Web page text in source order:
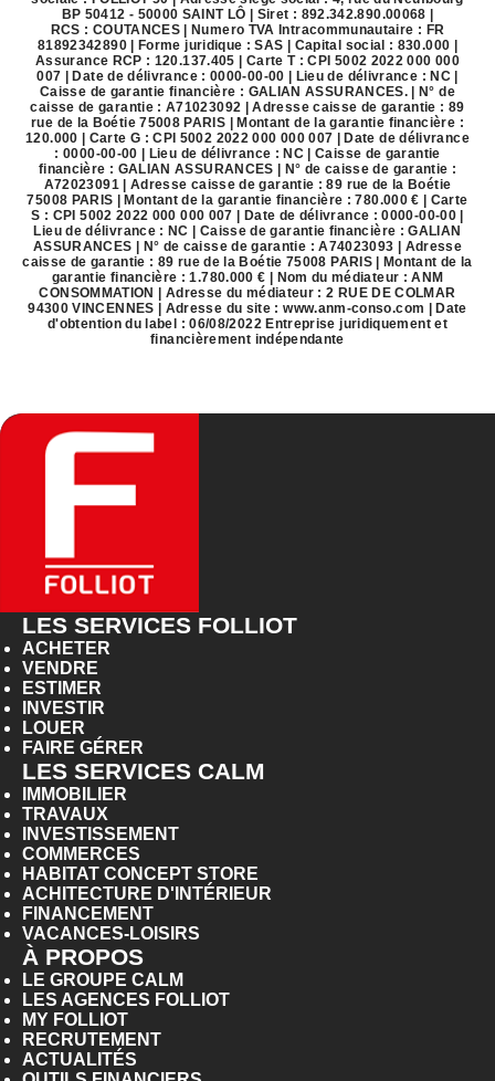
BP 50412 - 50000 SAINT LÔ | Siret : 892.342.890.00068 |
RCS : COUTANCES | Numero TVA Intracommunautaire : FR
81892342890 | Forme juridique : SAS | Capital social : 830.000 |
Assurance RCP : 120.137.405 | Carte T : CPI 5002 2022 000 000
007 | Date de délivrance : 0000-00-00 | Lieu de délivrance : NC |
Caisse de garantie financière : GALIAN ASSURANCES. | N° de
caisse de garantie : A71023092 | Adresse caisse de garantie : 89
rue de la Boétie 75008 PARIS | Montant de la garantie financière :
120.000 | Carte G : CPI 5002 2022 000 000 007 | Date de délivrance
: 0000-00-00 | Lieu de délivrance : NC | Caisse de garantie
financière : GALIAN ASSURANCES | N° de caisse de garantie :
A72023091 | Adresse caisse de garantie : 89 rue de la Boétie
75008 PARIS | Montant de la garantie financière : 780.000 € | Carte
S : CPI 5002 2022 000 000 007 | Date de délivrance : 0000-00-00 |
Lieu de délivrance : NC | Caisse de garantie financière : GALIAN
ASSURANCES | N° de caisse de garantie : A74023093 | Adresse
caisse de garantie : 89 rue de la Boétie 75008 PARIS | Montant de la
garantie financière : 1.780.000 € | Nom du médiateur : ANM
CONSOMMATION | Adresse du médiateur : 2 RUE DE COLMAR
94300 VINCENNES | Adresse du site :www.anm-conso.com | Date
d'obtention du label : 06/08/2022Entreprise juridiquement et
financièrement indépendante
LES SERVICES FOLLIOT
ACHETER
VENDRE
ESTIMER
INVESTIR
LOUER
FAIRE GÉRER
LES SERVICES CALM
IMMOBILIER
TRAVAUX
INVESTISSEMENT
COMMERCES
HABITAT CONCEPT STORE
ACHITECTURE D'INTÉRIEUR
FINANCEMENT
VACANCES-LOISIRS
À PROPOS
LE GROUPE CALM
LES AGENCES FOLLIOT
MY FOLLIOT
RECRUTEMENT
ACTUALITÉS